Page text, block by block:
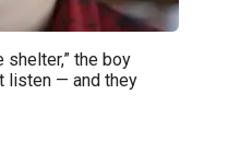
shelter,” the boy
listen — and they